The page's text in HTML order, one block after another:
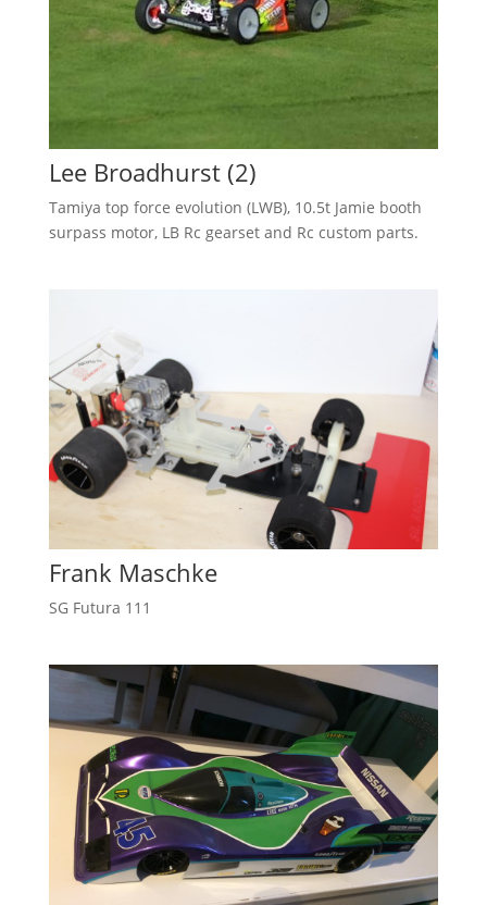
Lee Broadhurst (2)
Tamiya top force evolution (LWB), 10.5t Jamie booth
surpass motor, LB Rc gearset and Rc custom parts.
Frank Maschke
SG Futura 111